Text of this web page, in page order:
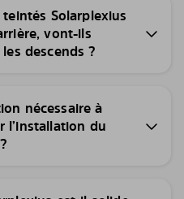
Solarplexius
vont-ils
descends ?
nécessaire à
l’installation du